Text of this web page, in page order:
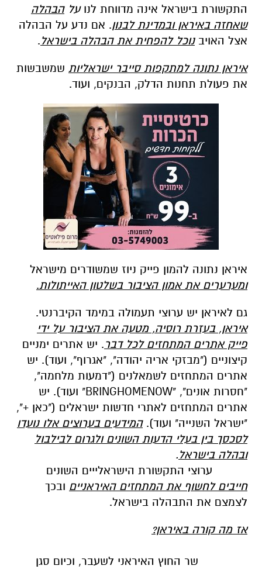
התקשורת בישראל אינה מדווחת לנועלהבהלה
שאחזה באיראן ובמדינת לבנון. אם נדע על הבהלה
אצל האויבנוכל להפחית את הבהלה בישראל.
איראן נתונה למתקפות סייבר ישראליות שמשבשות
את פעולת תחנות הדלק, הבנקים, ועוד.
איראן נתונה להמון פייק ניוז שמשודרים מישראל
ומערערים את אמון הציבור בשלטון האייתולות.
גם לאיראן יש ערוצי תעמולה במימד הקיברנטי.
איראן, בעזרת רוסיה, מטעה את הציבור על ידי
פייק אתרים המתחזים לכל דבר. יש אתרים ימניים
קיצוניים ("מבזקי אריה יהודה", "אגרוף", ועוד). יש
אתרים המתחזים לשמאלנים ("דמעות מלחמה",
"חסרות אונים", "BRINGHOMENOW" ועוד). יש
אתרים המתחזים לאתרי חדשות ישראלים ("כאן +",
"ישראל השנייה" ועוד).המידעים בערוצים אלו נועדו
לסכסך בין בעלי הדעות השונים ולגרום לבילבול
ובהלה בישראל.
ערוצי התקשורת הישראלייים השונים
חייבים לחשוף את המתחזים האיראניים ובכך
לצמצם את התבהלה בישראל.
אז מה קורה באיראן?
שר החוץ האיראני לשעבר, וכיום סגן